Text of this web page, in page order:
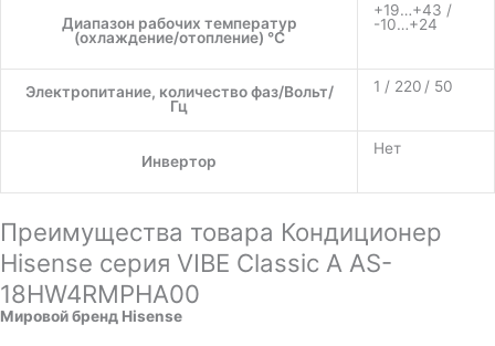
Диапазон рабочих температур
(охлаждение/отопление) °C
+19…+43 /
-10…+24
Электропитание, количество фаз/Вольт/
Гц
1 / 220 / 50
Инвертор
Нет
Преимущества товара Кондиционер
Hisense серия VIBE Classic A AS-
18HW4RMPHA00
Мировой бренд Hisense